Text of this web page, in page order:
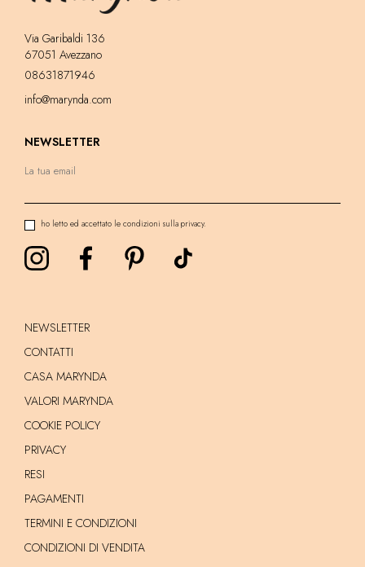
Via Garibaldi 136
67051 Avezzano
08631871946
info@marynda.com
NEWSLETTER
ho letto ed accettato le condizioni sulla privacy.
NEWSLETTER
CONTATTI
CASA MARYNDA
VALORI MARYNDA
COOKIE POLICY
PRIVACY
RESI
PAGAMENTI
TERMINI E CONDIZIONI
CONDIZIONI DI VENDITA